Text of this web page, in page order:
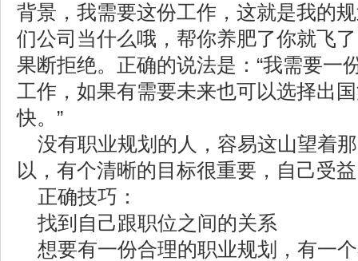
背景，我需要这份工作，这就是我的规
们公司当什么哦，帮你养肥了你就飞
果断拒绝。正确的说法是：“我需要一
工作，如果有需要未来也可以选择出
快。”
没有职业规划的人，容易这山望着
以，有个清晰的目标很重要，自己受
正确技巧：
找到自己跟职位之间的关系
想要有一份合理的职业规划，有一